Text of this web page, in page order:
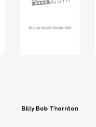
Billy Bob Thornton